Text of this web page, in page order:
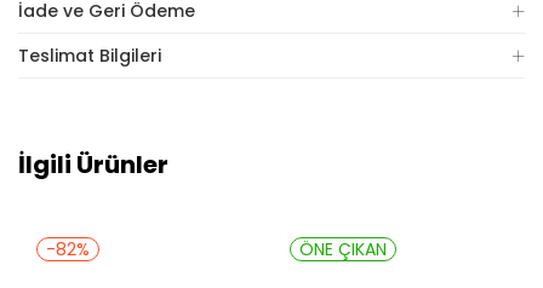
İade ve Geri Ödeme
Teslimat Bilgileri
İlgili Ürünler
-82% ÖNE ÇIKAN